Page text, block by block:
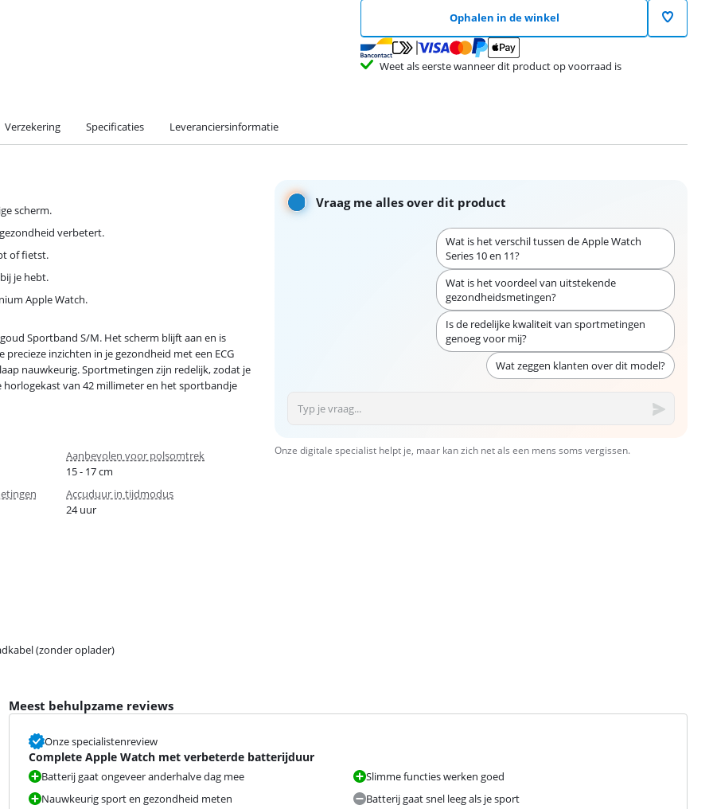
Ophalen in de winkel
Weet als eerste wanneer dit product op voorraad is
Verzekering Specificaties Leveranciersinformatie
Vraag me alles over dit product
Wat is het verschil tussen de Apple Watch
Series 10 en 11?
Wat is het voordeel van uitstekende
gezondheidsmetingen?
Is de redelijke kwaliteit van sportmetingen
genoeg voor mij?
Wat zeggen klanten over dit model?
Onze digitale specialist helpt je, maar kan zich net als een mens soms vergissen.
scherm.
verbetert.
of fietst.
je hebt.
Apple Watch.
Sportband S/M. Het scherm blijft aan en is
inzichten in je gezondheid met een ECG
nauwkeurig. Sportmetingen zijn redelijk, zodat je
van 42 millimeter en het sportbandje
Aanbevolen voor polsomtrek
15 - 17 cm
Accuduur in tijdmodus
24 uur
(zonder oplader)
Meest behulpzame reviews
Onze specialistenreview
Complete Apple Watch met verbeterde batterijduur
Batterij gaat ongeveer anderhalve dag mee
Nauwkeurig sport en gezondheid meten
Slimme functies werken goed
Batterij gaat snel leeg als je sport